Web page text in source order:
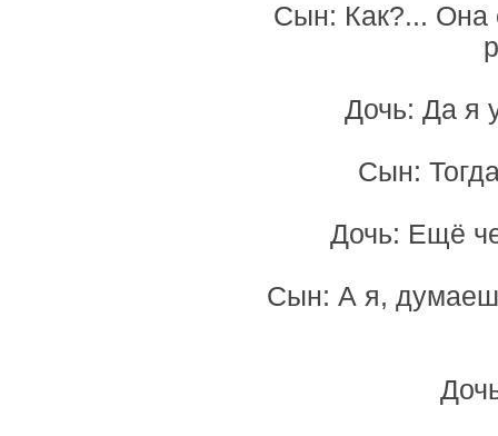
Сын: Как?... Она
Дочь: Да я
Сын:
Дочь: Ещё
Сын: А я,